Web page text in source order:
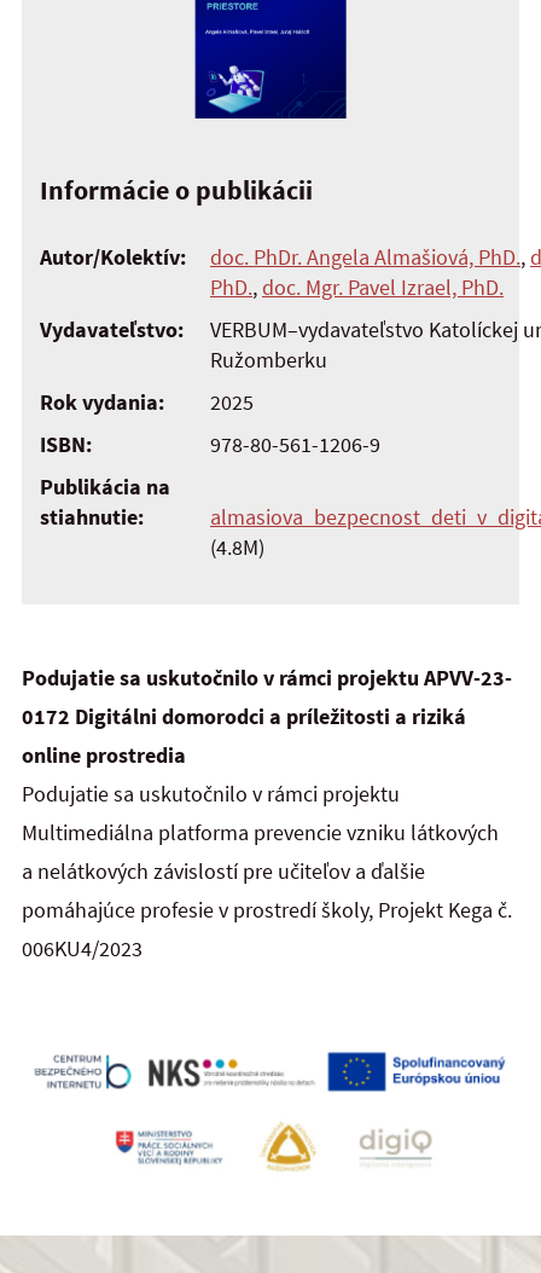
Informácie o publikácii
Autor/Kolektív: doc. PhDr. Angela Almašiová, PhD.,
PhD.,doc. Mgr. Pavel Izrael, PhD.
Vydavateľstvo:
VERBUM–vydavateľstvo Katolíckej
Ružomberku
Rok vydania:
2025
ISBN:
978-80-561-1206-9
Publikácia na
stiahnutie:
(4.8M)
Podujatie sa uskutočnilo v rámci projektu APVV-23-
0172 Digitálni domorodci a príležitosti a riziká
online prostredia
Podujatie sa uskutočnilo v rámci projektu
Multimediálna platforma prevencie vzniku látkových
a nelátkových závislostí pre učiteľov a ďalšie
pomáhajúce profesie v prostredí školy, Projekt Kega č.
006KU4/2023